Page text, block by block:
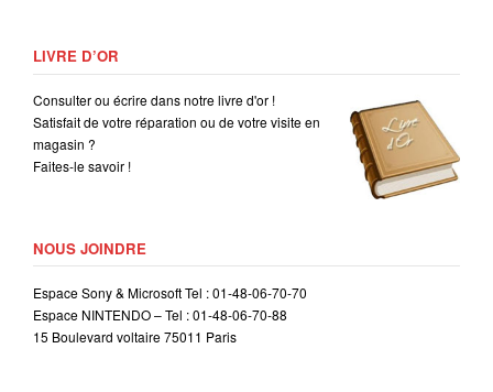
LIVRE D’OR
Consulter ou écrire dans notre livre d'or !
Satisfait de votre réparation ou de votre visite en
magasin ?
Faites-le savoir !
NOUS JOINDRE
Espace Sony & Microsoft Tel : 01-48-06-70-70
Espace NINTENDO – Tel : 01-48-06-70-88
15 Boulevard voltaire 75011 Paris